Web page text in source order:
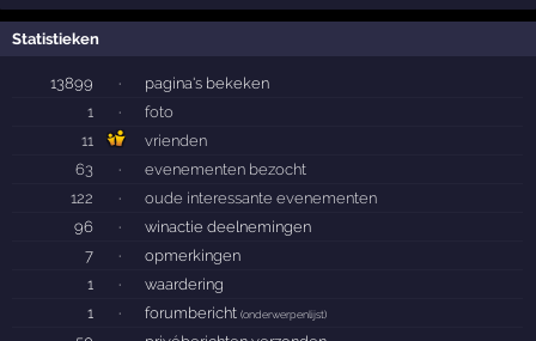
Statistieken
13899 ·
pagina's bekeken
1
·
foto
11
vrienden
63
·
evenementen bezocht
122
·
oude interessante evenementen
96
·
winactie deelnemingen
7
·
opmerkingen
1
·
waardering
1
· forumbericht(onderwerpenlijst)